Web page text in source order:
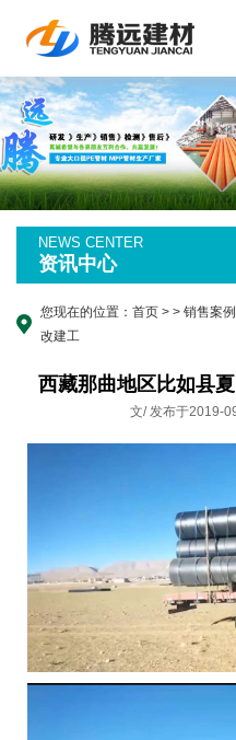
NEWS CENTER
资讯中心
您现在的位置： 首页 > > 销售案例
改建工
西藏那曲地区比如县
文/ 发布于2019-